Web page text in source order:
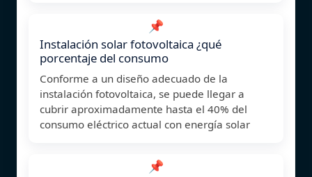
📌
Instalación solar fotovoltaica ¿qué
porcentaje del consumo
Conforme a un diseño adecuado de la
instalación fotovoltaica, se puede llegar a
cubrir aproximadamente hasta el 40% del
consumo eléctrico actual con energía solar
📌